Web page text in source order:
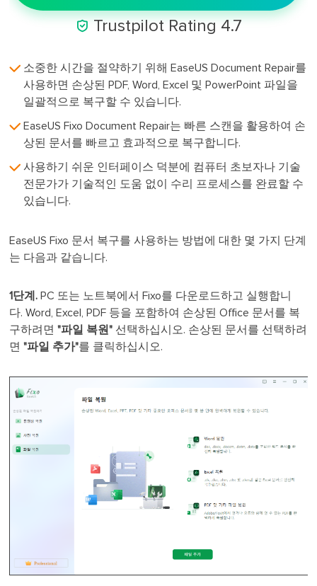
 Trustpilot Rating 4.7
소중한 시간을 절약하기 위해 EaseUS Document Repair를
사용하면 손상된 PDF, Word, Excel 및 PowerPoint 파일을
일괄적으로 복구할 수 있습니다.
EaseUS Fixo Document Repair는 빠른 스캔을 활용하여 손
상된 문서를 빠르고 효과적으로 복구합니다.
사용하기 쉬운 인터페이스 덕분에 컴퓨터 초보자나 기술
전문가가 기술적인 도움 없이 수리 프로세스를 완료할 수
있습니다.
EaseUS Fixo 문서 복구를 사용하는 방법에 대한 몇 가지 단계
는 다음과 같습니다.
1단계. PC 또는 노트북에서 Fixo를 다운로드하고 실행합니
다. Word, Excel, PDF 등을 포함하여 손상된 Office 문서를 복
구하려면"파일 복원" 선택하십시오. 손상된 문서를 선택하려
면"파일 추가"를 클릭하십시오.